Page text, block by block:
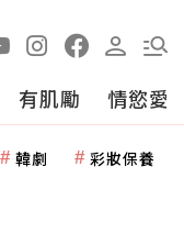
有肌勵 情慾愛
韓劇 彩妝保養